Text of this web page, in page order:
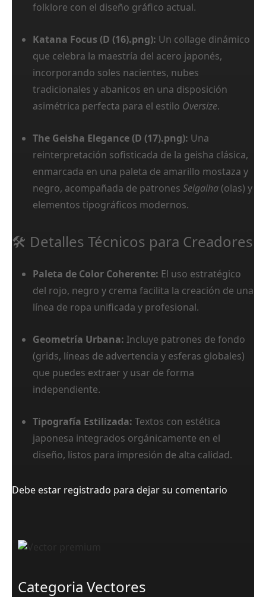
folklore con el diseño gráfico actual.
Katana Focus (D (16).png): Un collage dinámico
que celebra la maestría del acero japonés,
incorporando soles nacientes, nubes
tradicionales y abanicos en una disposición
asimétrica perfecta para el estilo Oversize.
The Geisha Elegance (D (17).png): Una
reinterpretación sofisticada de la geisha clásica,
enmarcada en una paleta de amarillo mostaza y
negro, acompañada de patrones Seigaiha(olas) y
elementos tipográficos modernos.
🛠️ Detalles Técnicos para Creadores
Paleta de Color Coherente: El uso estratégico
del rojo, negro y crema facilita la creación de una
línea de ropa unificada y profesional.
Geometría Urbana: Incluye patrones de fondo
(grids, líneas de advertencia y esferas globales)
que puedes extraer y usar de forma
independiente.
Tipografía Estilizada: Textos con estética
japonesa integrados orgánicamente en el
diseño, listos para impresión de alta calidad.
Debe estar registrado para dejar su comentario
Categoria Vectores